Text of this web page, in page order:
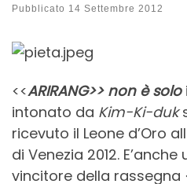
Pubblicato 14 Settembre 2012
<<ARIRANG>> non è solo
intonato da Kim-Ki-duk
ricevuto il Leone d’Oro
di Venezia 2012.
vincitore della rassegna